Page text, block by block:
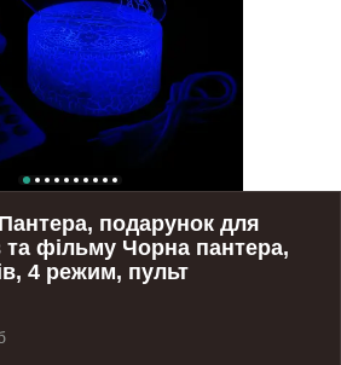
подарунок для
та фільму Чорна пантера,
4 режим, пульт